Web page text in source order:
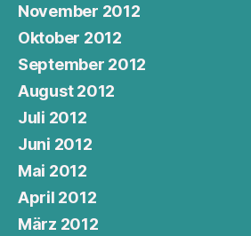
November 2012
Oktober 2012
September 2012
August 2012
Juli 2012
Juni 2012
Mai 2012
April 2012
März 2012